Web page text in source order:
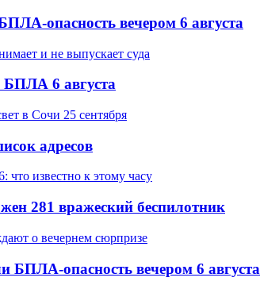
опасность вечером 6 августа
БПЛА 6 августа
адресов
281 вражеский беспилотник
БПЛА-опасность вечером 6 августа